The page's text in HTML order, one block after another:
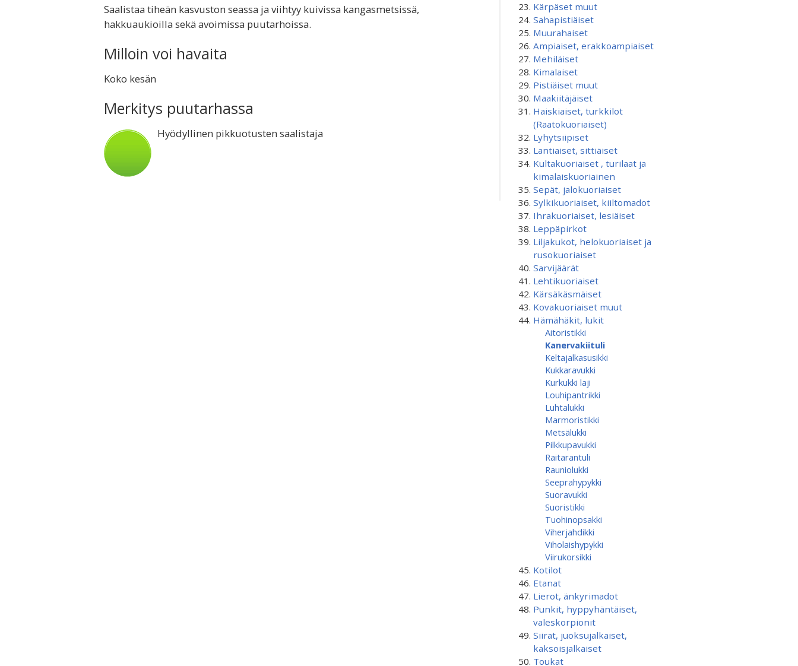
Saalistaa tiheän kasvuston seassa ja viihtyy kuivissa kangasmetsissä,
hakkuaukioilla sekä avoimissa puutarhoissa.
Milloin voi havaita
Koko kesän
Merkitys puutarhassa
Hyödyllinen pikkuotusten saalistaja
Kärpäset muut
Sahapistiäiset
Muurahaiset
Ampiaiset, erakkoampiaiset
Mehiläiset
Kimalaiset
Pistiäiset muut
Maakiitäjäiset
Haiskiaiset, turkkilot
(Raatokuoriaiset)
Lyhytsiipiset
Lantiaiset, sittiäiset
Kultakuoriaiset , turilaat ja
kimalaiskuoriainen
Sepät, jalokuoriaiset
Sylkikuoriaiset, kiiltomadot
Ihrakuoriaiset, lesiäiset
Leppäpirkot
Liljakukot, helokuoriaiset ja
rusokuoriaiset
Sarvijäärät
Lehtikuoriaiset
Kärsäkäsmäiset
Kovakuoriaiset muut
Hämähäkit, lukit
Aitoristikki
Kanervakiituli
Keltajalkasusikki
Kukkaravukki
Kurkukki laji
Louhipantrikki
Luhtalukki
Marmoristikki
Metsälukki
Pilkkupavukki
Raitarantuli
Rauniolukki
Seeprahypykki
Suoravukki
Suoristikki
Tuohinopsakki
Viherjahdikki
Viholaishypykki
Viirukorsikki
Kotilot
Etanat
Lierot, änkyrimadot
Punkit, hyppyhäntäiset,
valeskorpionit
Siirat, juoksujalkaiset,
kaksoisjalkaiset
Toukat